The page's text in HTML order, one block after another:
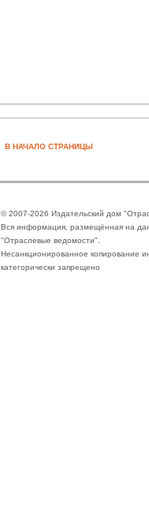
В НАЧАЛО СТРАНИЦЫ
© 2007-2026 Издательский дом
Вся информация, размещённая на
"Отраслевые ведомости".
Несанкционированное копирование
категорически запрещено